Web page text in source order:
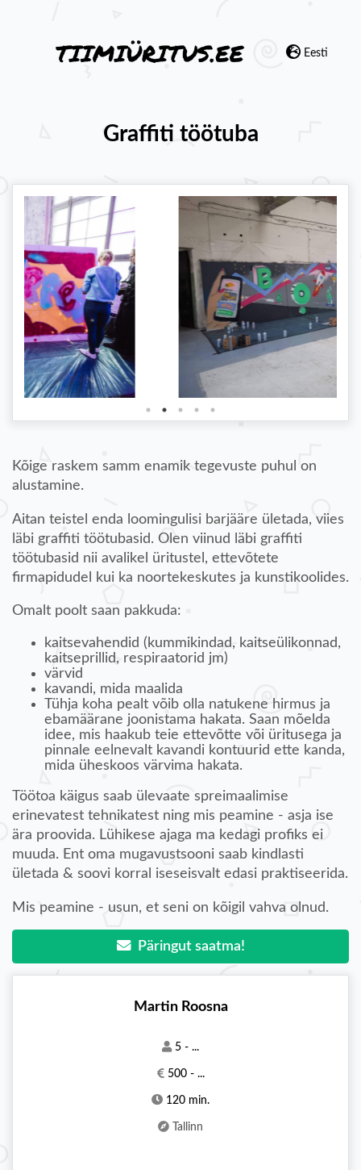
Eesti
Graffiti töötuba
Kõige raskem samm enamik tegevuste puhul on
alustamine.
Aitan teistel enda loomingulisi barjääre ületada, viies
läbi graffiti töötubasid. Olen viinud läbi graffiti
töötubasid nii avalikel üritustel, ettevõtete
firmapidudel kui ka noortekeskutes ja kunstikoolides.
Omalt poolt saan pakkuda:
kaitsevahendid (kummikindad, kaitseülikonnad,
kaitseprillid, respiraatorid jm)
värvid
kavandi, mida maalida
Tühja koha pealt võib olla natukene hirmus ja
ebamäärane joonistama hakata. Saan mõelda
idee, mis haakub teie ettevõtte või üritusega ja
pinnale eelnevalt kavandi kontuurid ette kanda,
mida üheskoos värvima hakata.
Töötoa käigus saab ülevaate spreimaalimise
erinevatest tehnikatest ning mis peamine - asja ise
ära proovida. Lühikese ajaga ma kedagi profiks ei
muuda. Ent oma mugavustsooni saab kindlasti
ületada & soovi korral iseseisvalt edasi praktiseerida.
Mis peamine - usun, et seni on kõigil vahva olnud.
Päringut saatma!
Martin Roosna
5 - ...
500 - ...
120 min.
Tallinn